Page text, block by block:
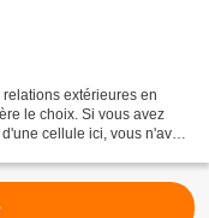
extérieures en
le choix. Si vous avez
cellule ici, vous n'avez